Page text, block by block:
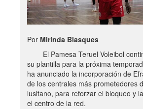
Por Mirinda Blasques
El Pamesa Teruel Voleibol
su plantilla para la próxima
ha anunciado la incorporación de
de los centrales más prometedores
lusitano, para reforzar el bloqueo y
el centro de la red.